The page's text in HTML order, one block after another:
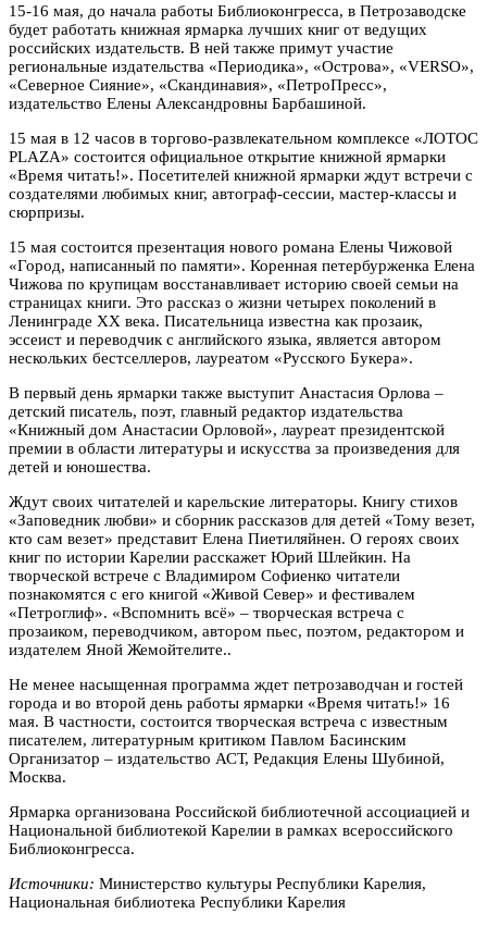
15-16 мая, до начала работы Библиоконгресса, в Петрозаводске
будет работать книжная ярмарка лучших книг от ведущих
российских издательств. В ней также примут участие
региональные издательства «Периодика», «Острова», «VERSO»,
«Северное Сияние», «Скандинавия», «ПетроПресс»,
издательство Елены Александровны Барбашиной.
15 мая в 12 часов в торгово-развлекательном комплексе «ЛОТОС
PLAZA» состоится официальное открытие книжной ярмарки
«Время читать!». Посетителей книжной ярмарки ждут встречи с
создателями любимых книг, автограф-сессии, мастер-классы и
сюрпризы.
15 мая состоится презентация нового романа Елены Чижовой
«Город, написанный по памяти». Коренная петербурженка Елена
Чижова по крупицам восстанавливает историю своей семьи на
страницах книги. Это рассказ о жизни четырех поколений в
Ленинграде XX века. Писательница известна как прозаик,
эссеист и переводчик с английского языка, является автором
нескольких бестселлеров, лауреатом «Русского Букера».
В первый день ярмарки также выступит Анастасия Орлова –
детский писатель, поэт, главный редактор издательства
«Книжный дом Анастасии Орловой», лауреат президентской
премии в области литературы и искусства за произведения для
детей и юношества.
Ждут своих читателей и карельские литераторы. Книгу стихов
«Заповедник любви» и сборник рассказов для детей «Тому везет,
кто сам везет» представит Елена Пиетиляйнен. О героях своих
книг по истории Карелии расскажет Юрий Шлейкин. На
творческой встрече с Владимиром Софиенко читатели
познакомятся с его книгой «Живой Север» и фестивалем
«Петроглиф». «Вспомнить всё» – творческая встреча с
прозаиком, переводчиком, автором пьес, поэтом, редактором и
издателем Яной Жемойтелите..
Не менее насыщенная программа ждет петрозаводчан и гостей
города и во второй день работы ярмарки «Время читать!» 16
мая. В частности, состоится творческая встреча с известным
писателем, литературным критиком Павлом Басинским
Организатор – издательство АСТ, Редакция Елены Шубиной,
Москва.
Ярмарка организована Российской библиотечной ассоциацией и
Национальной библиотекой Карелии в рамках всероссийского
Библиоконгресса.
Источники: Министерство культуры Республики Карелия,
Национальная библиотека Республики Карелия